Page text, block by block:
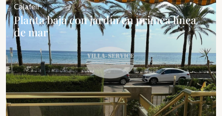
Calafell
Planta baja con jardín en primea línea
de mar